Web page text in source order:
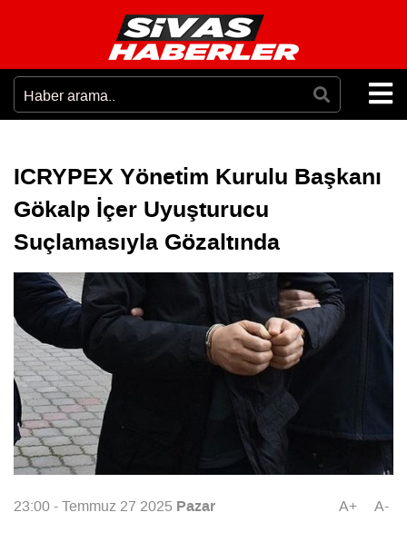
ICRYPEX Yönetim Kurulu Başkanı
Gökalp İçer Uyuşturucu
Suçlamasıyla Gözaltında
23:00 - Temmuz 27 2025 Pazar A+ A-